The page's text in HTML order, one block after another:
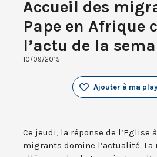
Accueil des
Pape en Afrique
l’actu de la
10/09/2015
Ajouter à ma
Ce jeudi, la réponse de l’Eglise
migrants domine l’actualité. La